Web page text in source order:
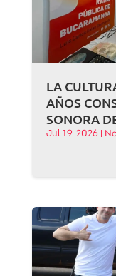
LA
AÑOS
SONORA
Jul 19, 2026